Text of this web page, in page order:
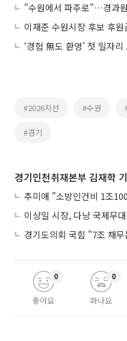
‘경험 無도 환영’ 첫 일자
#2026지선 #수원
#경기
경기인천취재본부 김재학
좋아요
0
화나요
0